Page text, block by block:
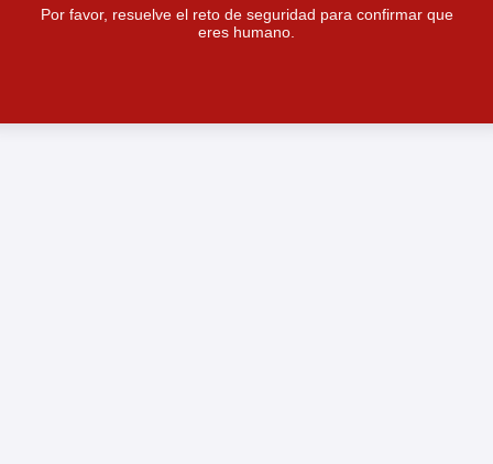
Por favor, resuelve el reto de seguridad para confirmar que
eres humano.